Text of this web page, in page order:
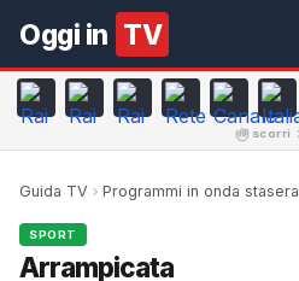
Oggi in TV
scorri
Guida TV Programmi in onda stasera
SPORT
Arrampicata